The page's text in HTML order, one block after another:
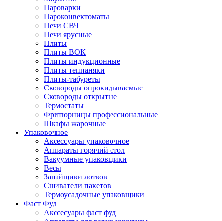
Пароварки
Пароконвектоматы
Печи СВЧ
Печи ярусные
Плиты
Плиты ВОК
Плиты индукционные
Плиты теппаняки
Плиты-табуреты
Сковороды опрокидываемые
Сковороды открытые
Термостаты
Фритюрницы профессиональные
Шкафы жарочные
Упаковочное
Аксессуары упаковочное
Аппараты горячий стол
Вакуумные упаковщики
Весы
Запайщики лотков
Сшиватели пакетов
Термоусадочные упаковщики
Фаст Фуд
Акссесуары фаст фуд